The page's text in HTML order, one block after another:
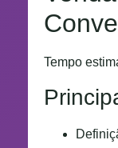
Tempo